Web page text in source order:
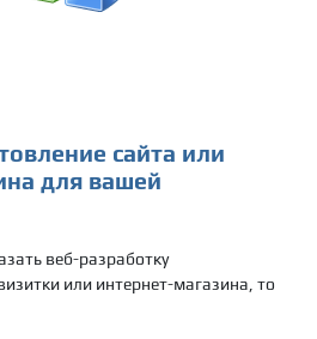
сайта или
для вашей
веб-разработку
или интернет-магазина, то